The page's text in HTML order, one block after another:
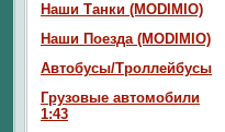
Наши Танки (MODIMIO)
Наши Поезда (MODIMIO)
Автобусы/Троллейбусы
Грузовые автомобили
1:43